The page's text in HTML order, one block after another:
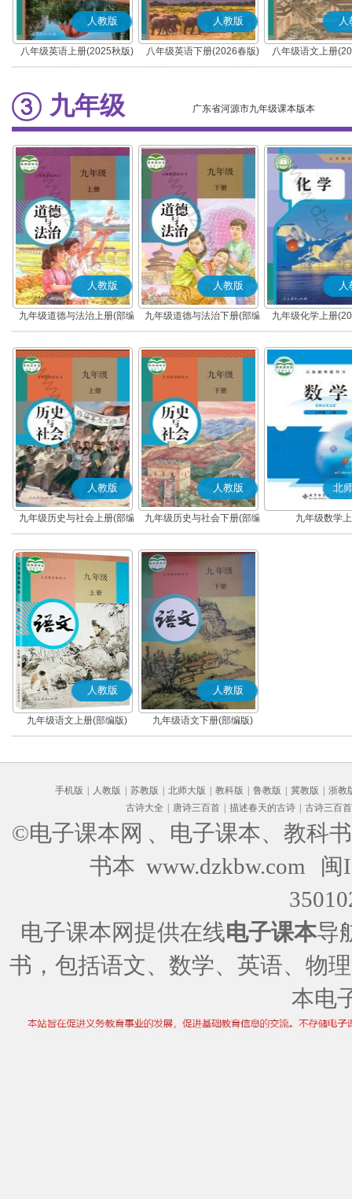
人教版
八年级英语上册(2025秋版)
人教版
八年级英语下册(2026春版)
人
八年级语文上册
(部编版)
九年级 广东省河源市九年级课本版本
人教版
九年级道德与法治上册(部编
版)
人教版
九年级道德与法治下册(部编
版)
人
九年级化学上册
人教版
九年级历史与社会上册(部编
版)
人教版
九年级历史与社会下册(部编
版)
北
九年级数学
人教版
九年级语文上册(部编版)
人教版
九年级语文下册(部编版)
手机版 人教版 苏教版 北师大版 教科版 鲁教版 冀教版
浙教
古诗大全
唐诗三百首 描述春天的古诗 古诗三百首
©电子课本网 、电子课本、教科
书本 www.dzkbw.com
闽
电子课本网提供在线电子课本导
书，包括语文、数学、英语、物
本电